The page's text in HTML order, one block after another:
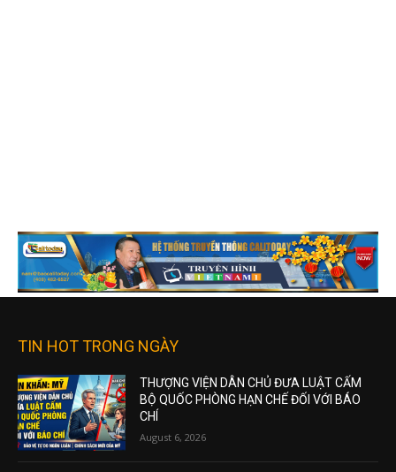
TIN HOT TRONG NGÀY
THƯỢNG VIỆN DÂN CHỦ ĐƯA LUẬT CẤM
BỘ QUỐC PHÒNG HẠN CHẾ ĐỐI VỚI BÁO
CHÍ
August 6, 2026